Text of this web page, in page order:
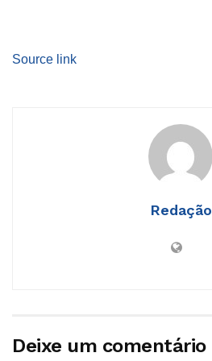
Source link
Redação
Deixe um comentário